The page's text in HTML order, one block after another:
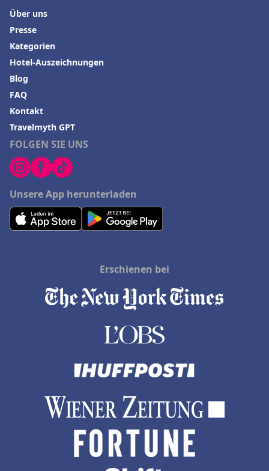
FOLGEN SIE UNS
Unsere App herunterladen
Über uns
Presse
Kategorien
Hotel-Auszeichnungen
Blog
FAQ
Kontakt
Travelmyth GPT
Erschienen bei